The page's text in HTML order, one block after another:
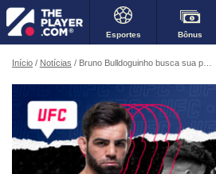
Esportes Bônus
Início Notícias Bruno Bulldoguinho busca sua primeira vitória no UFC em estreia de JP Buys